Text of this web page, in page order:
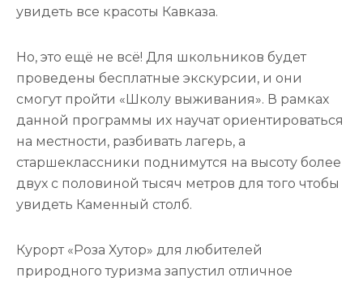
увидеть все красоты Кавказа.
Но, это ещё не всё! Для школьников будет
проведены бесплатные экскурсии, и они
смогут пройти «Школу выживания». В рамках
данной программы их научат ориентироваться
на местности, разбивать лагерь, а
старшеклассники поднимутся на высоту более
двух с половиной тысяч метров для того чтобы
увидеть Каменный столб.
Курорт «Роза Хутор» для любителей
природного туризма запустил отличное